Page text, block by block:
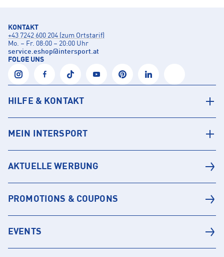
KONTAKT
+43 7242 600 204 (zum Ortstarif)
Mo. – Fr. 08:00 – 20:00 Uhr
service.eshop@intersport.at
FOLGE UNS
HILFE & KONTAKT
MEIN INTERSPORT
AKTUELLE WERBUNG
PROMOTIONS & COUPONS
EVENTS